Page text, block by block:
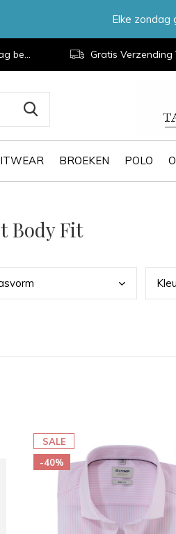
BROEKEN POLO
Gratis Verzending
Elke zondag
Body Fit
orm Kleu
SALE
-40%